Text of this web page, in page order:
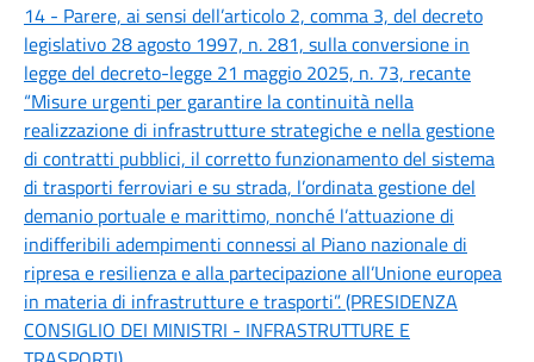
14 - Parere, ai sensi dell’articolo 2, comma 3, del decreto
legislativo 28 agosto 1997, n. 281, sulla conversione in
legge del decreto-legge 21 maggio 2025, n. 73, recante
“Misure urgenti per garantire la continuità nella
realizzazione di infrastrutture strategiche e nella gestione
di contratti pubblici, il corretto funzionamento del sistema
di trasporti ferroviari e su strada, l’ordinata gestione del
demanio portuale e marittimo, nonché l’attuazione di
indifferibili adempimenti connessi al Piano nazionale di
ripresa e resilienza e alla partecipazione all’Unione europea
in materia di infrastrutture e trasporti”. (PRESIDENZA
CONSIGLIO DEI MINISTRI - INFRASTRUTTURE E